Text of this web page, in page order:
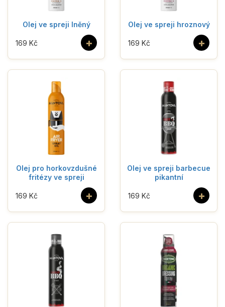
Olej ve spreji lněný
+
169 Kč
Olej ve spreji hroznový
+
169 Kč
Olej pro horkovzdušné
fritézy ve spreji
+
169 Kč
Olej ve spreji barbecue
pikantní
+
169 Kč